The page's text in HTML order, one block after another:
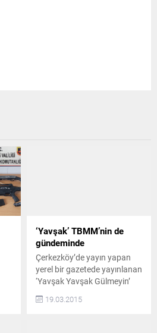
‘Yavşak’ TBMM’nin de
gündeminde
Çerkezköy’de yayın yapan
yerel bir gazetede yayınlanan
‘Yavşak Yavşak Gülmeyin’
başlıklı haberde, henüz
ortaokula giden kız ve erkek
19.03.2015